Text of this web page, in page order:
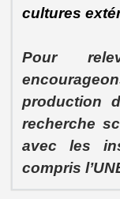
cultures
Pour
production
recherche
avec les
compris